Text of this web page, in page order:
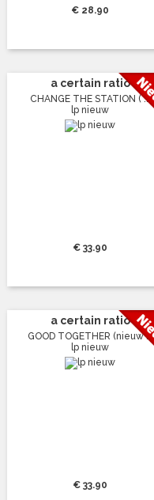
€ 28.90
a certain ratio
CHANGE THE STATION ( ...
lp nieuw
€ 33.90
a certain ratio
GOOD TOGETHER (nieuw ...
lp nieuw
€ 33.90